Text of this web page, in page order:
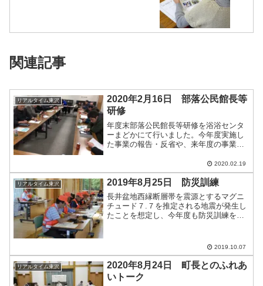
関連記事
リアルタイム東沢
2020年2月16日 部落公民館長等
研修
年度末部落公民館長等研修を浴浴センタ
ーまどかにて行いました。今年度実施し
た事業の報告・反省や、来年度の事業予
し協力隊の鈴木まどかさんによるタブレ
ット講習会を行いました。近年ではセル
フレジやタブレット端末を...
2020.02.19
リアルタイム東沢 2019年8月25日 防災訓練
長井盆地西縁断層帯を震源とするマグニ
チュード７.７を推定される地震が発生し
たことを想定し、今年度も防災訓練を行
の強化を図るため毎年実施しているもの
です。今回はデジタル無...
2019.10.07
リアルタイム東沢
2020年8月24日 町長とのふれあ
いトーク